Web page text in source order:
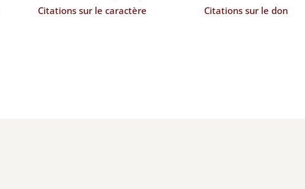
Citations sur le caractère
Citations sur le don